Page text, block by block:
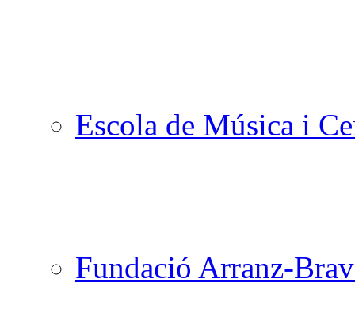
Escola de Música i
Fundació Arranz-